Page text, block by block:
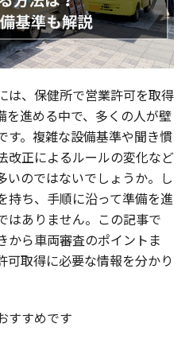
は、保健所で営業許可を取得
を進める中で、多くの人が壁
す。複雑な設備基準や聞き慣
改正によるルールの変化など
いのではないでしょうか。し
持ち、手順に沿って準備を進
はありません。この記事で
から車両審査のポイントま
可取得に必要な情報を分かり
すすめです